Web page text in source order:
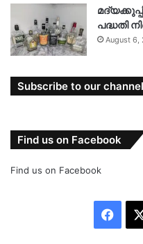
പദ്ധതി
August 6,
Subscribe to our channel
Find us on Facebook
Find us on Facebook